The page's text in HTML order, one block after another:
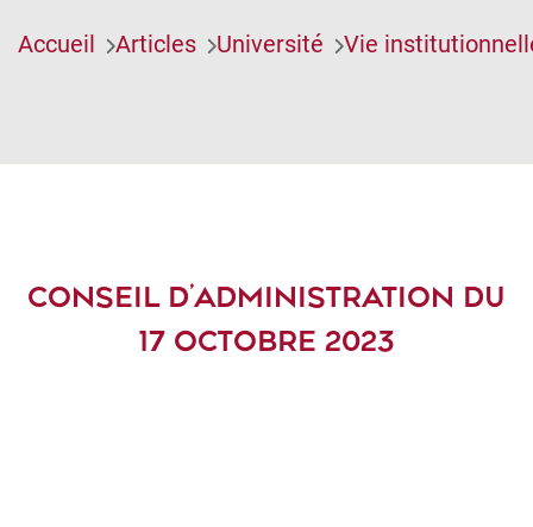
Accueil Articles Université Vie
CONSEIL D’ADMINISTRATION DU
17 OCTOBRE 2023